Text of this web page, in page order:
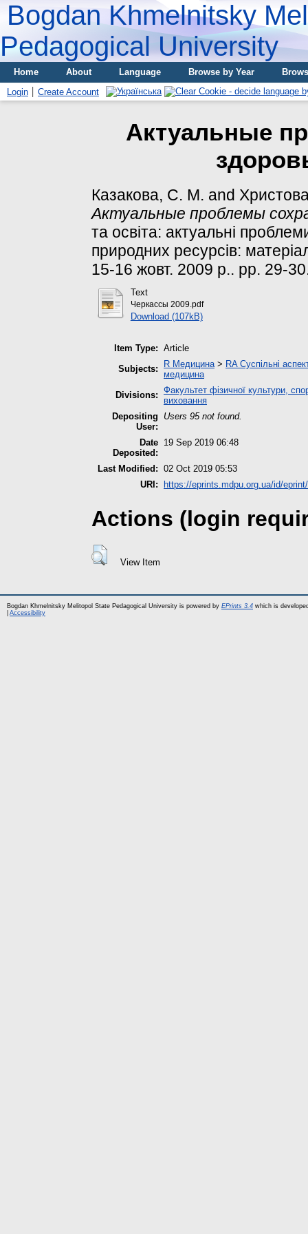
Bogdan Khmelnitsky
Pedagogical University
Home About Language Browse by Year
Login
Create Account
Актуальные
Казакова, С. М. and
Актуальные проблемы
та освіта: актуальні
природних ресурсів:
15-16 жовт. 2009 р.. pp. 29-
Text
Черкассы 2009.pdf
Download (107kB)
Item Type: Article
Subjects:
R Медицина > RA Суспільні
медицина
Divisions: Факультет фізичної культури,
виховання
Depositing
User:
Users 95 not found.
Date
Deposited:
19 Sep 2019 06:48
Last Modified: 02 Oct 2019 05:53
URI:
https://eprints.mdpu.org.ua/id/
Actions (login
View Item
Bogdan Khmelnitsky Melitopol State Pedagogical University is powered by EPrints 3.4 which is
Accessibility